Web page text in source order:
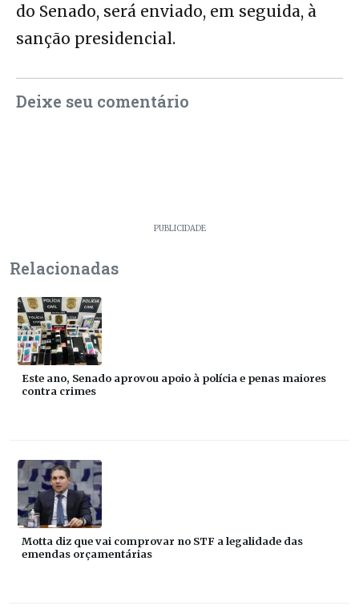
do Senado, será enviado, em seguida, à
sanção presidencial.
Deixe seu comentário
PUBLICIDADE
Relacionadas
Este ano, Senado aprovou apoio à polícia e penas maiores
contra crimes
Motta diz que vai comprovar no STF a legalidade das
emendas orçamentárias